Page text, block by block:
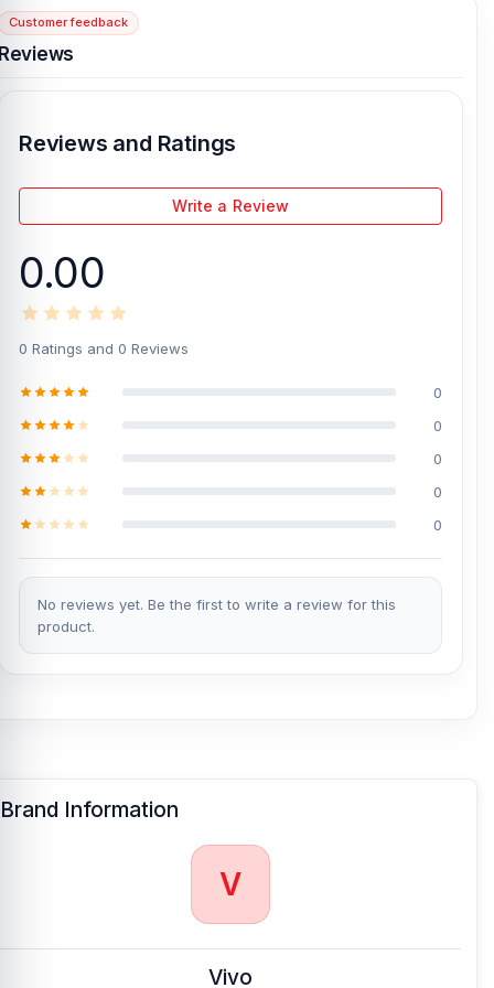
vc_column][/vc_row]
Customer feedback
Reviews and Ratings
Write a Review
0.00
0 Ratings and 0 Reviews
0
0
0
0
0
No reviews yet. Be the first to write a review for this
product.
Brand Information
V
Vivo